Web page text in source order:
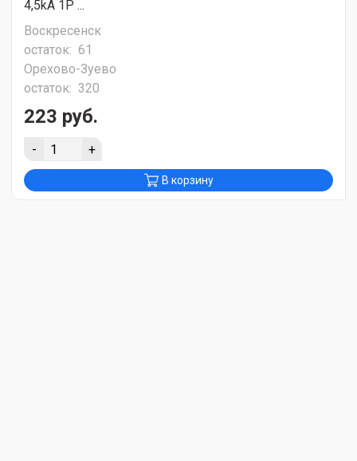
4,5kA 1P ...
Воскресенск
остаток: 61
Орехово-Зуево
остаток: 320
223 руб.
- +
В корзину